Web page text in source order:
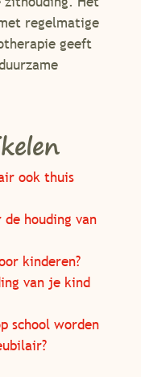
regelmatige
geeft
ook thuis
houding van
kinderen?
van je kind
school worden